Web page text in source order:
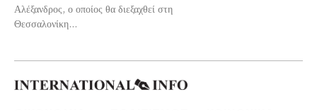
Αλέξανδρος, ο οποίος θα διεξαχθεί στη
Θεσσαλονίκη...